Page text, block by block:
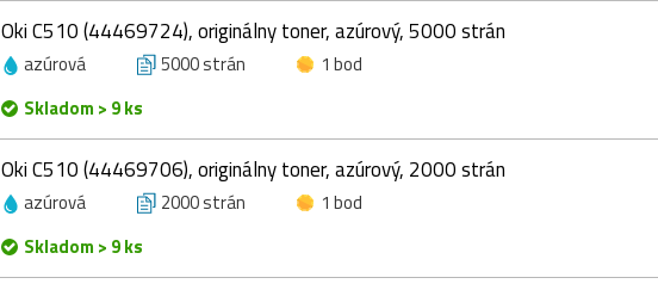
Oki C510 (44469724), originálny toner, azúrový, 5000 strán
azúrová 5000 strán
1 bod
Skladom > 9 ks
Oki C510 (44469706), originálny toner, azúrový, 2000 strán
azúrová 2000 strán
1 bod
Skladom > 9 ks